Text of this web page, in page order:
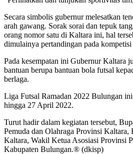
Secara simbolis gubernur melesatkan
arah gawang. Sorak sorai dan tepuk
orang nomor satu di Kaltara ini, hal
dimulainya pertandingan pada kompetisi
Pada kesempatan ini Gubernur Kaltara
bantuan berupa bantuan bola futsal
berlaga.
Liga Futsal Ramadan 2022 Bulungan
hingga 27 April 2022.
Turut hadir dalam kegiatan tersebut,
Pemuda dan Olahraga Provinsi
Kaltara, Wakil Ketua Asosiasi Provinsi
Kabupaten Bulungan.® (dkisp)